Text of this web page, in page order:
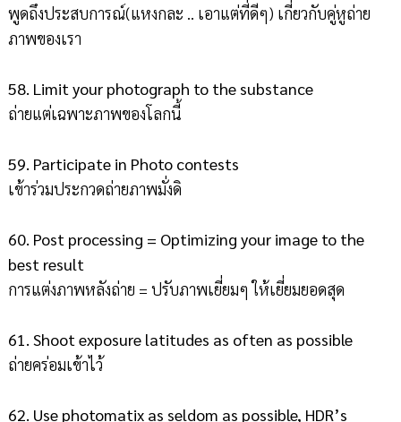
พูดถึงประสบการณ์(แหงกละ .. เอาแต่ที่ดีๆ) เกี่ยวกับคู่หูถ่าย
ภาพของเรา
58. Limit your photograph to the substance
ถ่ายแต่เฉพาะภาพของโลกนี้
59. Participate in Photo contests
เข้าร่วมประกวดถ่ายภาพมั่งดิ
60. Post processing = Optimizing your image to the
best result
การแต่งภาพหลังถ่าย = ปรับภาพเยี่ยมๆ ให้เยี่ยมยอดสุด
61. Shoot exposure latitudes as often as possible
ถ่ายคร่อมเข้าไว้
62. Use photomatix as seldom as possible, HDR’s